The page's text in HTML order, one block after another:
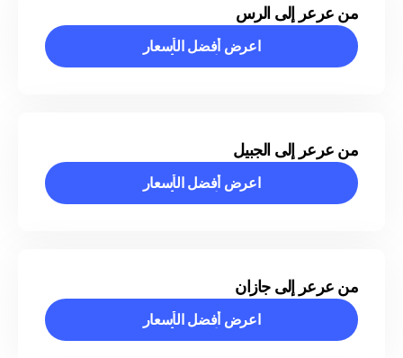
من عرعر إلى الرس
اعرض أفضل الأسعار
اعرض أفضل الأسعار
من عرعر إلى الجبيل
اعرض أفضل الأسعار
اعرض أفضل الأسعار
من عرعر إلى جازان
اعرض أفضل الأسعار
اعرض أفضل الأسعار